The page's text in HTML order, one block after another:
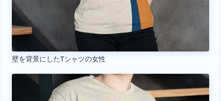
壁を背景にしたTシャツの女性